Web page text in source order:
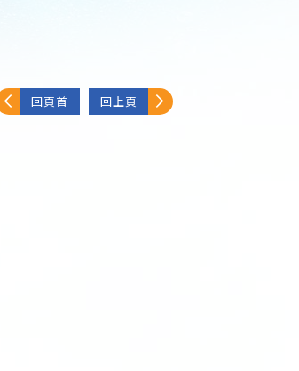
回頁首 回上頁